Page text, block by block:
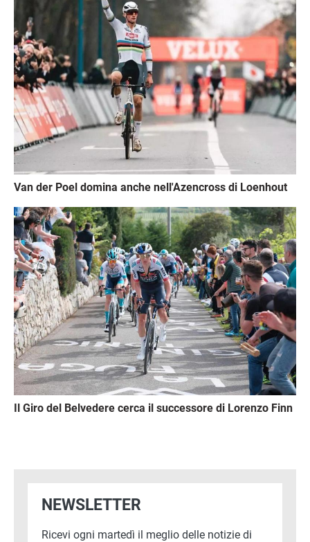
Van der Poel domina anche nell'Azencross di Loenhout
Immagine
Il Giro del Belvedere cerca il successore di Lorenzo Finn
NEWSLETTER
Ricevi ogni martedì il meglio delle notizie di